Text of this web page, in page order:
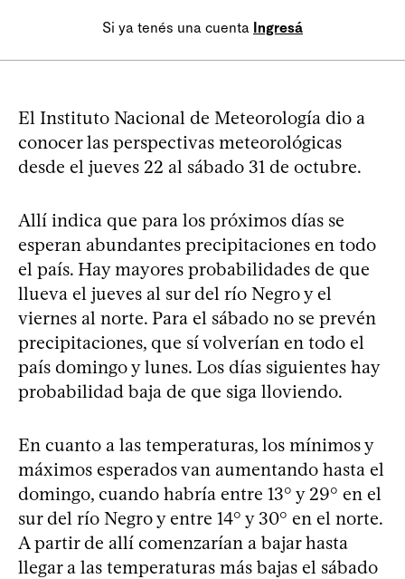
Si ya tenés una cuenta Ingresá
El Instituto Nacional de Meteorología dio a
conocer las perspectivas meteorológicas
desde el jueves 22 al sábado 31 de octubre.
Allí indica que para los próximos días se
esperan abundantes precipitaciones en todo
el país. Hay mayores probabilidades de que
llueva el jueves al sur del río Negro y el
viernes al norte. Para el sábado no se prevén
precipitaciones, que sí volverían en todo el
país domingo y lunes. Los días siguientes hay
probabilidad baja de que siga lloviendo.
En cuanto a las temperaturas, los mínimos y
máximos esperados van aumentando hasta el
domingo, cuando habría entre 13° y 29° en el
sur del río Negro y entre 14° y 30° en el norte.
A partir de allí comenzarían a bajar hasta
llegar a las temperaturas más bajas el sábado